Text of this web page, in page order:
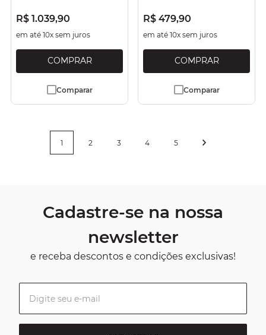
R$ 1.039,90
em até 10x sem juros
Comparar
R$ 479,90
em até 10x sem juros
Comparar
1 2 3 4 5
Cadastre-se na nossa
newsletter
e receba descontos e condições exclusivas!